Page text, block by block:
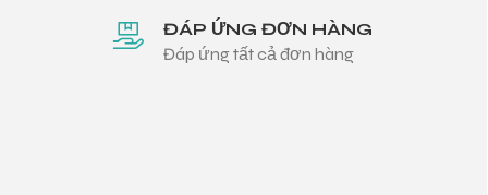
ĐÁP ỨNG ĐƠN HÀNG
Đáp ứng tất cả đơn hàng